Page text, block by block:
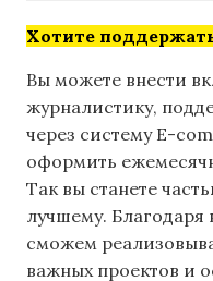
Хотите
Вы можете внести
журналистику,
через систему E-
оформить
Так вы станете
лучшему.
сможем
важных проектов и